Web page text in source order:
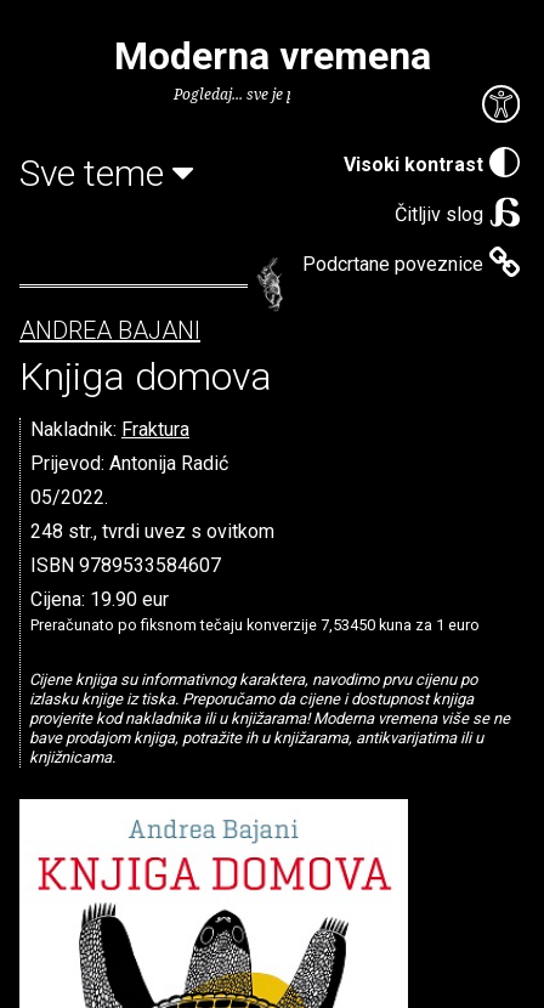
Visoki kontrast
Čitljiv slog
Podcrtane poveznice
Moderna vremena
Pogledaj... sve je puno knjiga.
Sve teme
ANDREA BAJANI
Knjiga domova
Nakladnik: Fraktura
Prijevod: Antonija Radić
05/2022.
248 str., tvrdi uvez s ovitkom
ISBN 9789533584607
Cijena: 19.90 eur
Preračunato po fiksnom tečaju konverzije 7,53450 kuna za 1 euro
Cijene knjiga su informativnog karaktera, navodimo prvu cijenu po
izlasku knjige iz tiska. Preporučamo da cijene i dostupnost knjiga
provjerite kod nakladnika ili u knjižarama! Moderna vremena više se ne
bave prodajom knjiga, potražite ih u knjižarama, antikvarijatima ili u
knjižnicama.